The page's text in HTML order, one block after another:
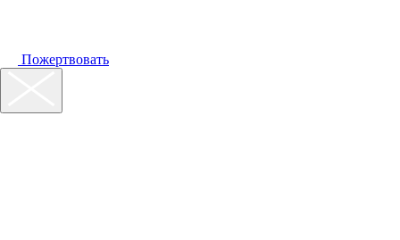
Пожертвовать